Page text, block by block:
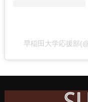
早稲田大学応援部